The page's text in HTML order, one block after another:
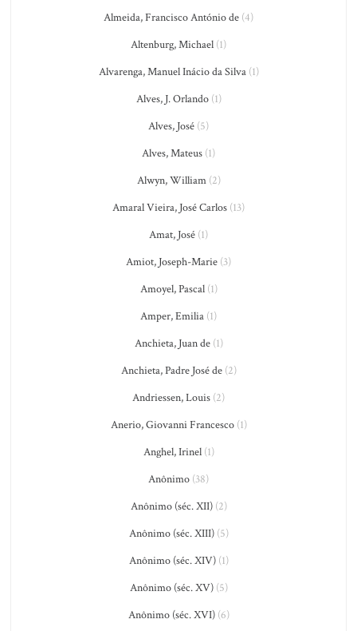
Almeida, Francisco António de (4)
Altenburg, Michael (1)
Alvarenga, Manuel Inácio da Silva(1)
Alves, J. Orlando(1)
Alves, José (5)
Alves, Mateus (1)
Alwyn, William(2)
Amaral Vieira, José Carlos (13)
Amat, José (1)
Amiot, Joseph-Marie (3)
Amoyel, Pascal(1)
Amper, Emilia (1)
Anchieta, Juan de(1)
Anchieta, Padre José de(2)
Andriessen, Louis (2)
Anerio, Giovanni Francesco(1)
Anghel, Irinel(1)
Anônimo (38)
Anônimo (séc. XII)(2)
Anônimo (séc. XIII)(5)
Anônimo (séc. XIV)(1)
Anônimo (séc. XV)(5)
Anônimo (séc. XVI)(6)